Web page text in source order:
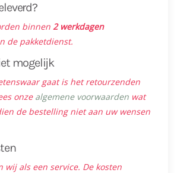
binnen 2 werkdagen
de pakketdienst.
mogelijk
gaat is het retourzenden
onze algemene voorwaarden wat
de bestelling niet aan uw wensen
wij als een service. De kosten